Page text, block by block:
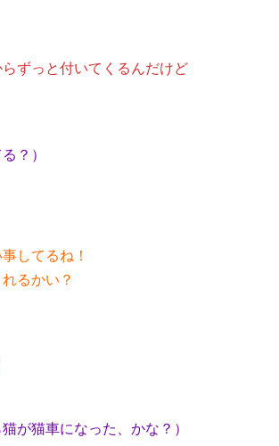
ずっと付いてくるんだけど
？）
してるね！
るかい？
が猫車になった、かな？）